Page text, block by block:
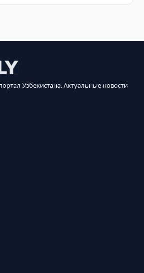
Узбекистана. Актуальные новости